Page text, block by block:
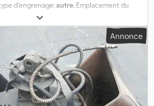
d'engrenage:autre, Emplacement du
Type de superstructure : bras de levage de
Csdpfx Asi Rp Sfolgjrf
LES ACCESSOIRES SANS GARANTIE.
intermédiaire et erreurs réservées !
Annonce